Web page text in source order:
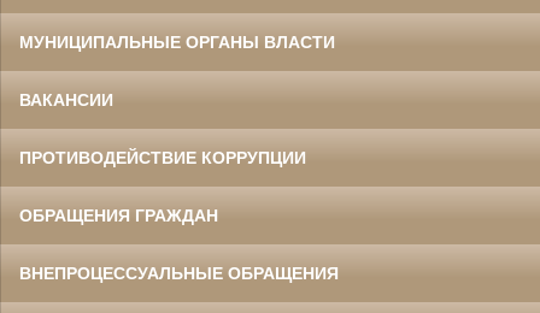
МУНИЦИПАЛЬНЫЕ ОРГАНЫ ВЛАСТИ
ВАКАНСИИ
ПРОТИВОДЕЙСТВИЕ КОРРУПЦИИ
ОБРАЩЕНИЯ ГРАЖДАН
ВНЕПРОЦЕССУАЛЬНЫЕ ОБРАЩЕНИЯ